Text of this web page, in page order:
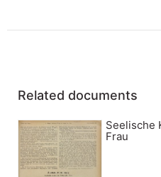
Related documents
Seelische
Frau